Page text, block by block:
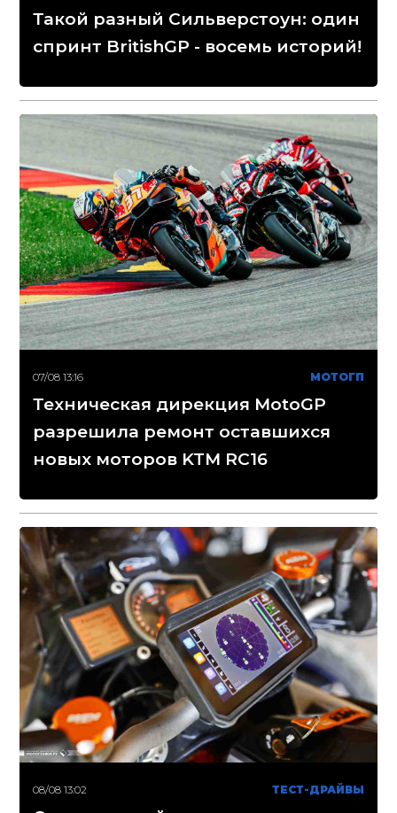
Такой разный Сильверстоун: один
спринт BritishGP - восемь историй!
07/08 13:16 МОТОГП
Техническая дирекция MotoGP
разрешила ремонт оставшихся
новых моторов KTM RC16
08/08 13:02 ТЕСТ-ДРАЙВЫ